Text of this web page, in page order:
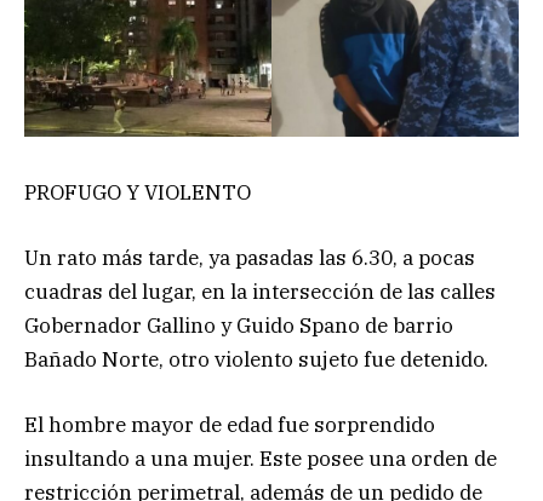
PROFUGO Y VIOLENTO
Un rato más tarde, ya pasadas las 6.30, a pocas
cuadras del lugar, en la intersección de las calles
Gobernador Gallino y Guido Spano de barrio
Bañado Norte, otro violento sujeto fue detenido.
El hombre mayor de edad fue sorprendido
insultando a una mujer. Este posee una orden de
restricción perimetral, además de un pedido de